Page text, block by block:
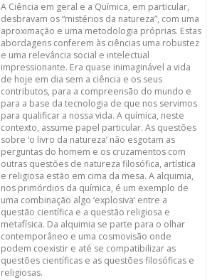
A Ciência em geral e a Química, em particular,
desbravam os “mistérios da natureza”, com uma
aproximação e uma metodologia próprias. Estas
abordagens conferem às ciências uma robustez
e uma relevância social e intelectual
impressionante. Era quase inimaginável a vida
de hoje em dia sem a ciência e os seus
contributos, para a compreensão do mundo e
para a base da tecnologia de que nos servimos
para qualificar a nossa vida. A química, neste
contexto, assume papel particular. As questões
sobre ‘o livro da natureza’ não esgotam as
perguntas do homem e os cruzamentos com
outras questões de natureza filosófica, artística
e religiosa estão em cima da mesa. A alquimia,
nos primórdios da química, é um exemplo de
uma combinação algo ‘explosiva’ entre a
questão científica e a questão religiosa e
metafísica. Da alquimia se parte para o olhar
contemporâneo e uma cosmovisão onde
podem coexistir e até se compatibilizar as
questões científicas e as questões filosóficas e
religiosas.